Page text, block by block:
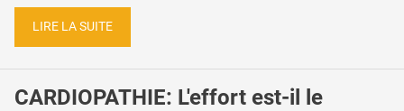
LIRE LA SUITE
CARDIOPATHIE: L'effort est-il le